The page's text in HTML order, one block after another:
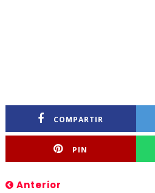
COMPARTIR
PIN
Anterior